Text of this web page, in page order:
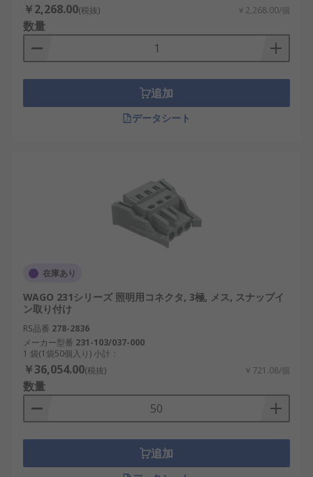
￥2,268.00(税抜) ￥2,268.00/個
数量
追加
データシート
在庫あり
WAGO 231シリーズ 照明用コネクタ, 3極, メス, スナップイ
ン取り付け
RS品番 278-2836
メーカー型番 231-103/037-000
1 袋(1袋50個入り) 小計：
￥36,054.00(税抜) ￥721.08/個
数量
追加